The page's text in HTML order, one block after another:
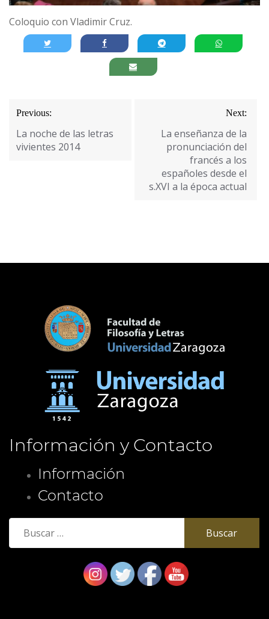
Coloquio con Vladimir Cruz.
Navegación
de
entradas
Previous:
La noche de las letras
vivientes 2014
Next:
La enseñanza de la
pronunciación del
francés a los
españoles desde el
s.XVI a la época actual
Información y Contacto
Información
Contacto
Buscar: